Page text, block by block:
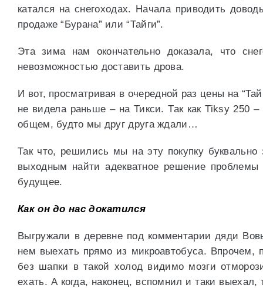
катался на снегоходах. Начала приводить
продаже “Бурана” или “Тайги”.
Эта зима нам окончательно доказала, что
невозможностью доставить дрова.
И вот, просматривая в очередной раз цены на
не видела раньше – на Тикси. Так как Tiksy 250
общем, будто мы друг друга ждали…
Так что, решились мы на эту покупку
выходным найти адекватное решение
будущее.
Как он до нас докатился
Выгружали в деревне под комментарии дяди
нем выехать прямо из микроавтобуса.
без шапки в такой холод видимо мозги
ехать. А когда, наконец, вспомнил и таки